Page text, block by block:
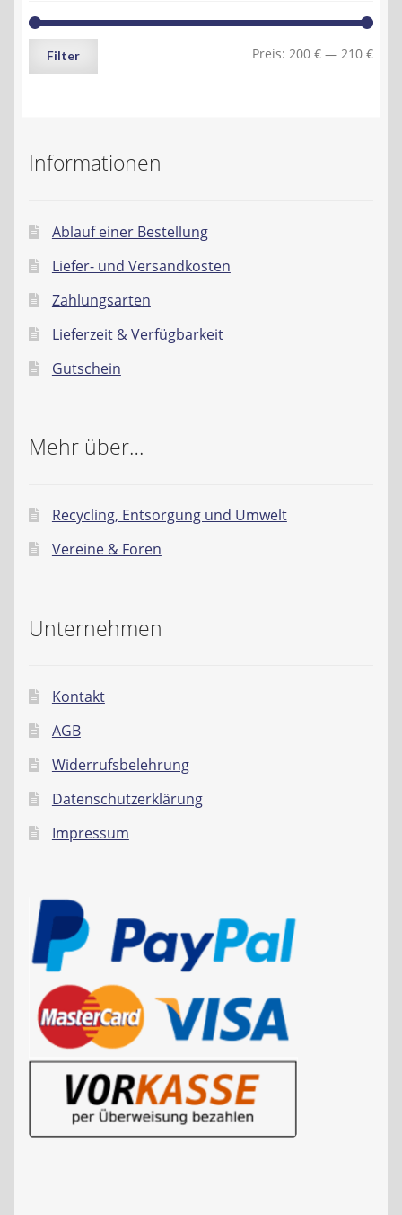
Min.
Max.
Filter Preis: 200 € — 210 €
Informationen
Ablauf einer Bestellung
Liefer- und Versandkosten
Zahlungsarten
Lieferzeit & Verfügbarkeit
Gutschein
Mehr über…
Recycling, Entsorgung und Umwelt
Vereine & Foren
Unternehmen
Kontakt
AGB
Widerrufsbelehrung
Datenschutzerklärung
Impressum